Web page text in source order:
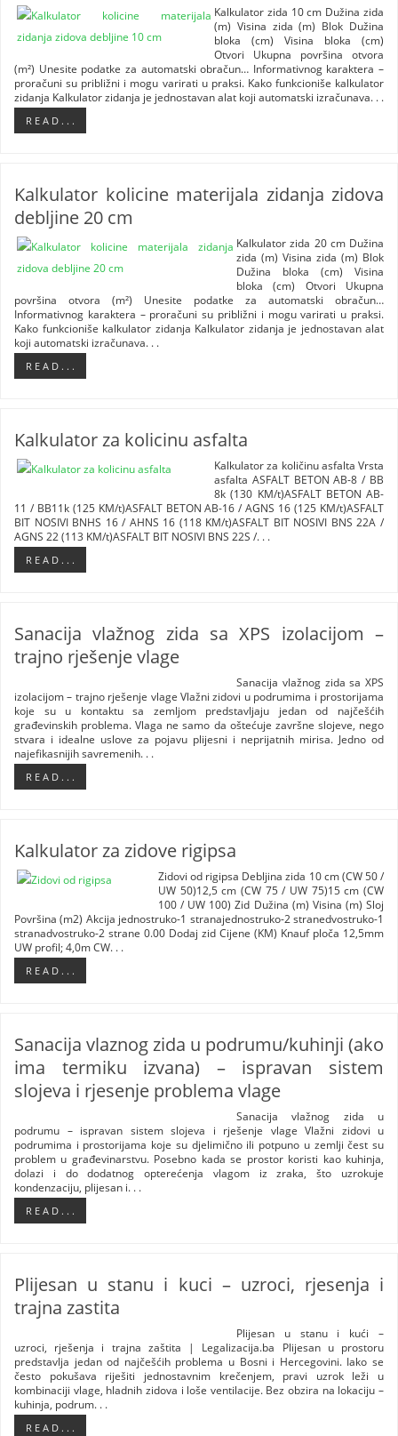
Kalkulator zida 10 cm Dužina zida
(m) Visina zida (m) Blok Dužina
bloka (cm) Visina bloka (cm)
Otvori Ukupna površina otvora
(m²) Unesite podatke za automatski obračun… Informativnog karaktera –
proračuni su približni i mogu varirati u praksi. Kako funkcioniše kalkulator
zidanja Kalkulator zidanja je jednostavan alat koji automatski izračunava. . .
R E A D . . .
Kalkulator kolicine materijala zidanja zidova
debljine 20 cm
Kalkulator zida 20 cm Dužina
zida (m) Visina zida (m) Blok
Dužina bloka (cm) Visina
bloka (cm) Otvori Ukupna
površina otvora (m²) Unesite podatke za automatski obračun…
Informativnog karaktera – proračuni su približni i mogu varirati u praksi.
Kako funkcioniše kalkulator zidanja Kalkulator zidanja je jednostavan alat
koji automatski izračunava. . .
R E A D . . .
Kalkulator za kolicinu asfalta
Kalkulator za količinu asfalta Vrsta
asfalta ASFALT BETON AB-8 / BB
8k (130 KM/t)ASFALT BETON AB-
11 / BB11k (125 KM/t)ASFALT BETON AB-16 / AGNS 16 (125 KM/t)ASFALT
BIT NOSIVI BNHS 16 / AHNS 16 (118 KM/t)ASFALT BIT NOSIVI BNS 22A /
AGNS 22 (113 KM/t)ASFALT BIT NOSIVI BNS 22S /. . .
R E A D . . .
Sanacija vlažnog zida sa XPS izolacijom –
trajno rješenje vlage
Sanacija vlažnog zida sa XPS
izolacijom – trajno rješenje vlage Vlažni zidovi u podrumima i prostorijama
koje su u kontaktu sa zemljom predstavljaju jedan od najčešćih
građevinskih problema. Vlaga ne samo da oštećuje završne slojeve, nego
stvara i idealne uslove za pojavu plijesni i neprijatnih mirisa. Jedno od
najefikasnijih savremenih. . .
R E A D . . .
Kalkulator za zidove rigipsa
Zidovi od rigipsa Debljina zida 10 cm (CW 50 /
UW 50)12,5 cm (CW 75 / UW 75)15 cm (CW
100 / UW 100) Zid Dužina (m) Visina (m) Sloj
Površina (m2) Akcija jednostruko-1 stranajednostruko-2 stranedvostruko-1
stranadvostruko-2 strane 0.00 Dodaj zid Cijene (KM) Knauf ploča 12,5mm
UW profil; 4,0m CW. . .
R E A D . . .
Sanacija vlaznog zida u podrumu/kuhinji (ako
ima termiku izvana) – ispravan sistem
slojeva i rjesenje problema vlage
Sanacija vlažnog zida u
podrumu – ispravan sistem slojeva i rješenje vlage Vlažni zidovi u
podrumima i prostorijama koje su djelimično ili potpuno u zemlji čest su
problem u građevinarstvu. Posebno kada se prostor koristi kao kuhinja,
dolazi i do dodatnog opterećenja vlagom iz zraka, što uzrokuje
kondenzaciju, plijesan i. . .
R E A D . . .
Plijesan u stanu i kuci – uzroci, rjesenja i
trajna zastita
Plijesan u stanu i kući –
uzroci, rješenja i trajna zaštita | Legalizacija.ba Plijesan u prostoru
predstavlja jedan od najčešćih problema u Bosni i Hercegovini. Iako se
često pokušava riješiti jednostavnim krečenjem, pravi uzrok leži u
kombinaciji vlage, hladnih zidova i loše ventilacije. Bez obzira na lokaciju –
kuhinja, podrum. . .
R E A D . . .